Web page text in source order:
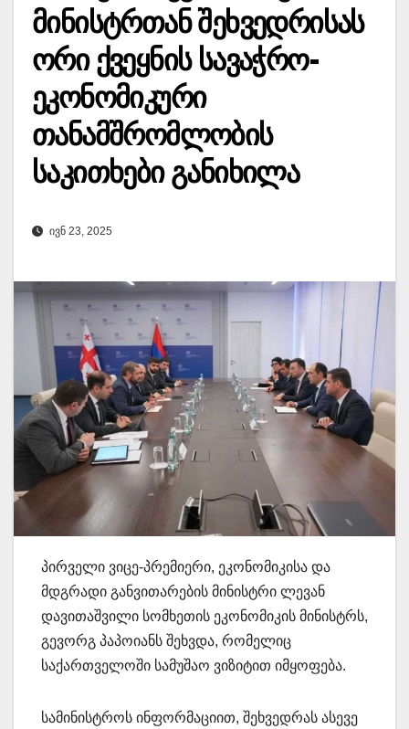
მინისტრთან შეხვედრისას
ორი ქვეყნის სავაჭრო-
ეკონომიკური
თანამშრომლობის
საკითხები განიხილა
ᲘᲕᲜ 23, 2025
პირველი ვიცე-პრემიერი, ეკონომიკისა და
მდგრადი განვითარების მინისტრი ლევან
დავითაშვილი სომხეთის ეკონომიკის მინისტრს,
გევორგ პაპოიანს შეხვდა, რომელიც
საქართველოში სამუშაო ვიზიტით იმყოფება.
სამინისტროს ინფორმაციით, შეხვედრას ასევე